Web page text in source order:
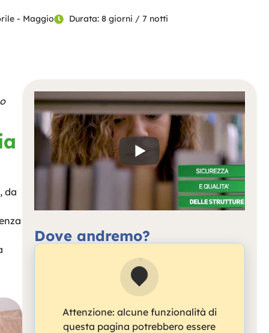
- Maggio Durata: 8 giorni / 7 notti
da
Dove andremo?
Attenzione: alcune funzionalità di
questa pagina potrebbero essere